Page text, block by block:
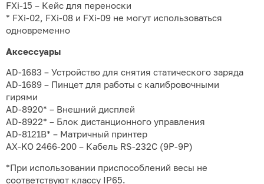
FXi-15 – Кейс для переноски
* FXi-02, FXi-08 и FXi-09 не могут использоваться
одновременно
Аксессуары
AD-1683 – Устройство для снятия статического заряда
AD-1689 – Пинцет для работы с калибровочными
гирями
AD-8920* – Внешний дисплей
AD-8922* – Блок дистанционного управления
AD-8121B* – Матричный принтер
AX-KO 2466-200 – Кабель RS-232C (9P-9P)
*При использовании приспособлений весы не
соответствуют классу IP65.